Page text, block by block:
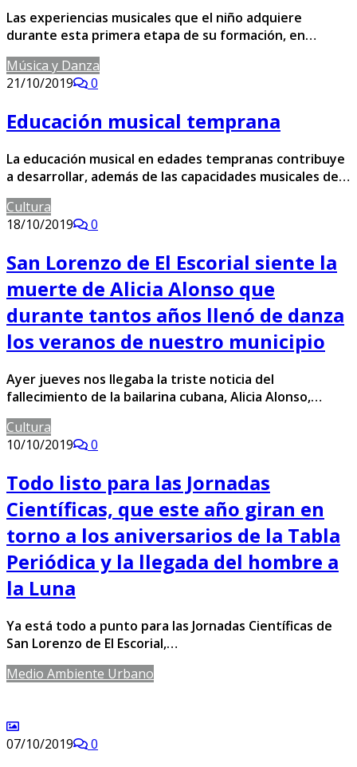
Las experiencias musicales que el niño adquiere
durante esta primera etapa de su formación, en…
Música y Danza
21/10/2019
0
Educación musical temprana
La educación musical en edades tempranas contribuye
a desarrollar, además de las capacidades musicales de…
Cultura
18/10/2019
0
San Lorenzo de El Escorial siente la
muerte de Alicia Alonso que
durante tantos años llenó de danza
los veranos de nuestro municipio
Ayer jueves nos llegaba la triste noticia del
fallecimiento de la bailarina cubana, Alicia Alonso,…
Cultura
10/10/2019
0
Todo listo para las Jornadas
Científicas, que este año giran en
torno a los aniversarios de la Tabla
Periódica y la llegada del hombre a
la Luna
Ya está todo a punto para las Jornadas Científicas de
San Lorenzo de El Escorial,…
Medio Ambiente Urbano
07/10/2019 0